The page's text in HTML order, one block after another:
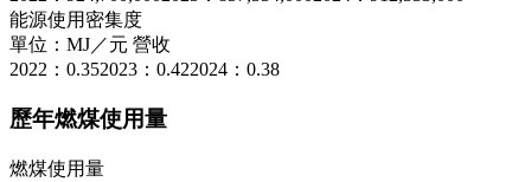
能源使用密集度
單位：MJ／元 營收
2022：0.352023：0.422024：0.38
歷年燃煤使用量
燃煤使用量